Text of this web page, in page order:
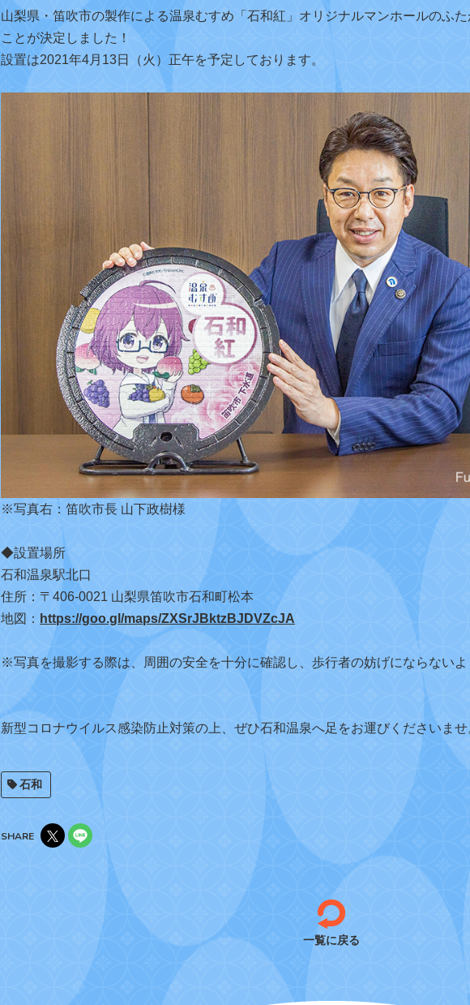
山梨県・笛吹市の製作による温泉むすめ「石和紅」オリジナルマンホールのふ
ことが決定しました！
設置は2021年4月13日（火）正午を予定しております。
※写真右：笛吹市長 山下政樹様
◆設置場所
石和温泉駅北口
住所：〒406-0021 山梨県笛吹市石和町松本
地図： https://goo.gl/maps/ZXSrJBktzBJDVZcJA
※写真を撮影する際は、周囲の安全を十分に確認し、歩行者の妨げにならないよ
新型コロナウイルス感染防止対策の上、ぜひ石和温泉へ足をお運びくださいませ
石和
SHARE
一覧に戻る